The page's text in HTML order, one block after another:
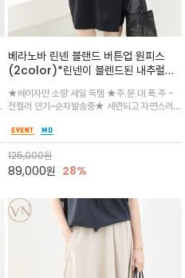
베라노바 린넨 블랜드 버튼업 원피스
(2color)*린넨이 블렌드된 내추럴한
소재감과 여유로운 펌킨 실루엣이 우아
하게 어우러진 버튼업 원피스
★베이자만 소량 세일 득템 ★주.문.대.폭.주 -
전컬러 인기~순차발송중★ 세련되고 자연스러운
컬러로 구성되어 데일리 출근템 및 주말룩으로도
너무 좋으며 드롭 숄더의 반소매와 무릎 아래로
내려오는 안정적
125,000원
89,000원 28%